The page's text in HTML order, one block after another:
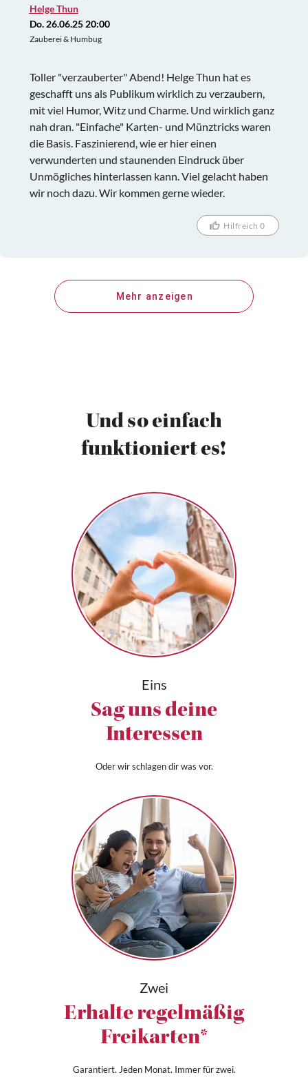
Helge Thun
Do. 26.06.25 20:00
Zauberei & Humbug
Toller "verzauberter" Abend! Helge Thun hat es
geschafft uns als Publikum wirklich zu verzaubern,
mit viel Humor, Witz und Charme. Und wirklich ganz
nah dran. "Einfache" Karten- und Münztricks waren
die Basis. Faszinierend, wie er hier einen
verwunderten und staunenden Eindruck über
Unmögliches hinterlassen kann. Viel gelacht haben
wir noch dazu. Wir kommen gerne wieder.
Hilfreich 0
Mehr anzeigen
Und so einfach
funktioniert es!
Eins
Sag uns deine
Interessen
Oder wir schlagen dir was vor.
Zwei
Erhalte regelmäßig
Freikarten*
Garantiert. Jeden Monat. Immer für zwei.